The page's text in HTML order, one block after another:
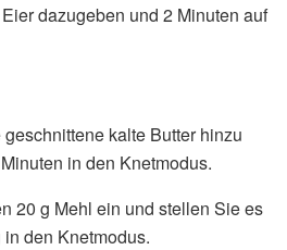
dazugeben und 2 Minuten auf
kalte Butter hinzu
in den Knetmodus.
20 g Mehl ein und stellen Sie es
den Knetmodus.